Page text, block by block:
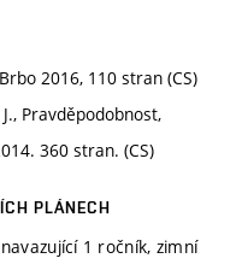
2016, 110 stran (CS)
J., Pravděpodobnost,
360 stran. (CS)
PLÁNECH
1 ročník, zimní